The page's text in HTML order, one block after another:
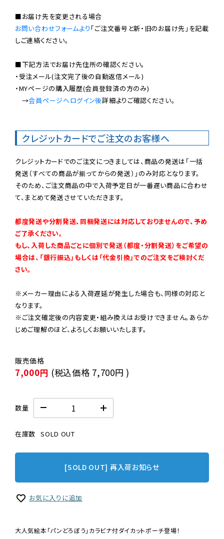
お問い合わせフォームより 「ご注文番号と新・旧のお届け先」を記載
しご連絡ください。
■下記方法でお届け先住所の確認ください。
・受注メール(注文完了後の自動返信メール)
・MYページの購入履歴(会員登録済の方のみ)
→会員ページへログイン後詳細よりご確認ください。
クレジットカードでご注文のお客様へ
クレジットカードでのご注文につきましては、商品の発送は「一括
発送（すべての商品が揃ってからの発送）」のみ対応となります。
そのため、ご注文商品の中で入荷予定日が一番遅い商品に合わせ
て、まとめて発送させていただきます。
都度発送や分割発送、同梱発送には対応しておりませんので、予め
ご了承ください。
もし、入荷した商品ごとに個別で発送（都度・分割発送）をご希望の
場合は、「銀行振込」もしくは「代金引換」でのご注文をご検討くだ
さい。
※メーカー理由による入荷遅延が発生した場合も、同様の対応と
なります。
※ご注文確定後の内容変更・組み換えはお受けできません。あらか
じめご理解のほど、よろしくお願いいたします。
7,000円 (税込価格 7,700円 )
数量
在庫数 SOLD OUT
[SOLD OUT] 再入荷お知らせ
お気に入りに追加
大人気絵本「パンどろぼう」カラビナ付ダイカットポーチ登場！